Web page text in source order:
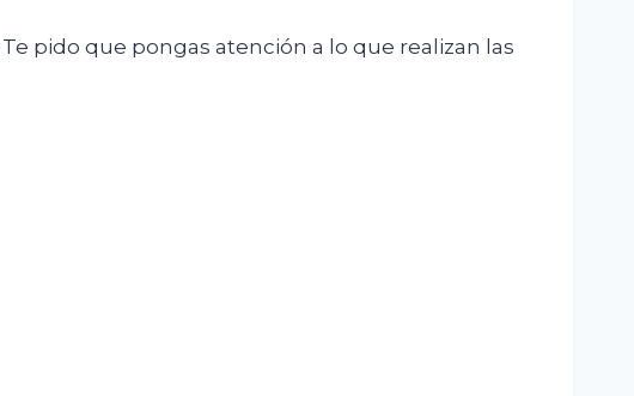
pido que pongas atención a lo que realizan las